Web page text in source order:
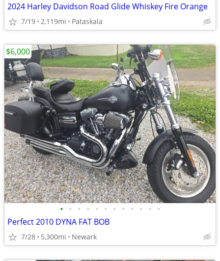
2024 Harley Davidson Road Glide Whiskey Fire Orange
7/19 2,119mi Pataskala
• • • • • • • • • • • •
Perfect 2010 DYNA FAT BOB
7/28 5,300mi Newark
$6,000